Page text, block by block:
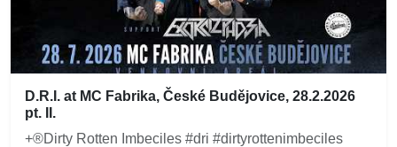
D.R.I. at MC Fabrika, České Budějovice, 28.2.2026
pt. II.
+®Dirty Rotten Imbeciles #dri #dirtyrottenimbeciles